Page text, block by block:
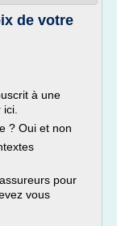
de votre
à une
? Oui et non
pour
vous